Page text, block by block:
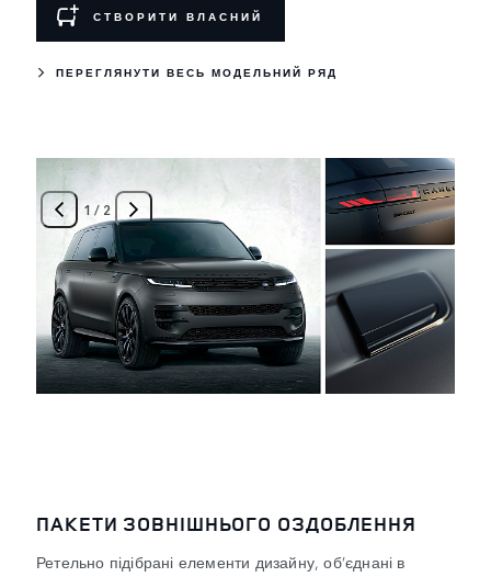
СТВОРИТИ ВЛАСНИЙ
ПЕРЕГЛЯНУТИ ВЕСЬ МОДЕЛЬНИЙ РЯД
1 / 2
ПАКЕТИ ЗОВНІШНЬОГО ОЗДОБЛЕННЯ
Ретельно підібрані елементи дизайну, об’єднані в